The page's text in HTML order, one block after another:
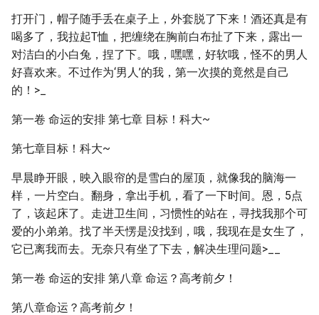
打开门，帽子随手丢在桌子上，外套脱了下来！酒还真是有
喝多了，我拉起T恤，把缠绕在胸前白布扯了下来，露出一
对洁白的小白兔，捏了下。哦，嘿嘿，好软哦，怪不的男人
好喜欢来。不过作为‘男人’的我，第一次摸的竟然是自己
的！>_
第一卷 命运的安排 第七章 目标！科大~
第七章目标！科大~
早晨睁开眼，映入眼帘的是雪白的屋顶，就像我的脑海一
样，一片空白。翻身，拿出手机，看了一下时间。恩，5点
了，该起床了。走进卫生间，习惯性的站在，寻找我那个可
爱的小弟弟。找了半天愣是没找到，哦，我现在是女生了，
它已离我而去。无奈只有坐了下去，解决生理问题>__
第一卷 命运的安排 第八章 命运？高考前夕！
第八章命运？高考前夕！